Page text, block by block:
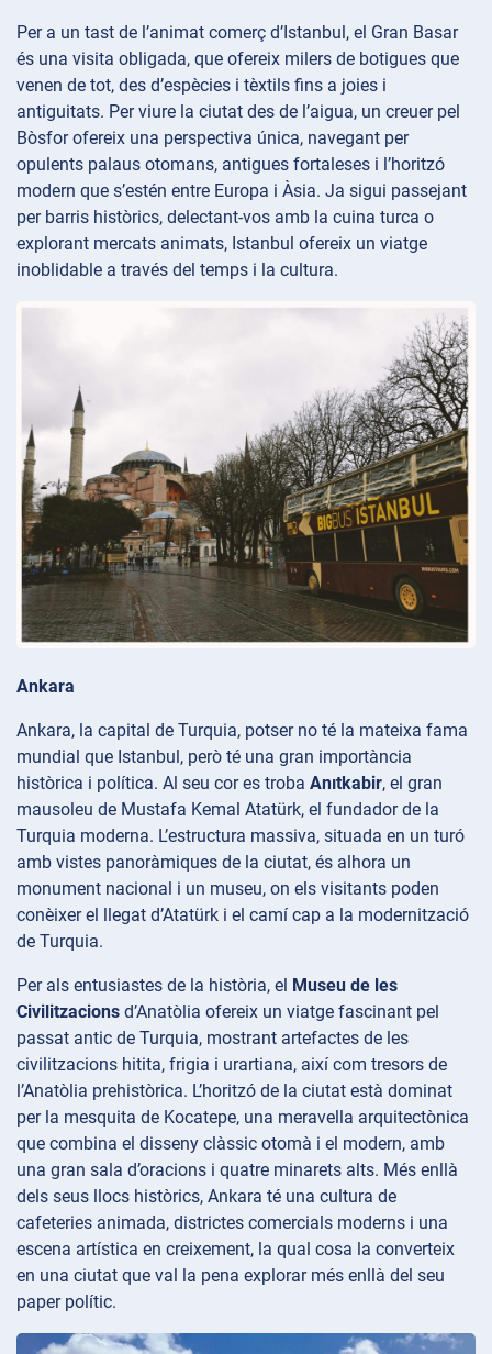
Per a un tast de l’animat comerç d’Istanbul, el Gran Basar
és una visita obligada, que ofereix milers de botigues que
venen de tot, des d’espècies i tèxtils fins a joies i
antiguitats. Per viure la ciutat des de l’aigua, un creuer pel
Bòsfor ofereix una perspectiva única, navegant per
opulents palaus otomans, antigues fortaleses i l’horitzó
modern que s’estén entre Europa i Àsia. Ja sigui passejant
per barris històrics, delectant-vos amb la cuina turca o
explorant mercats animats, Istanbul ofereix un viatge
inoblidable a través del temps i la cultura.
Ankara
Ankara, la capital de Turquia, potser no té la mateixa fama
mundial que Istanbul, però té una gran importància
històrica i política. Al seu cor es troba Anıtkabir, el gran
mausoleu de Mustafa Kemal Atatürk, el fundador de la
Turquia moderna. L’estructura massiva, situada en un turó
amb vistes panoràmiques de la ciutat, és alhora un
monument nacional i un museu, on els visitants poden
conèixer el llegat d’Atatürk i el camí cap a la modernització
de Turquia.
Per als entusiastes de la història, el Museu de les
Civilitzacions d’Anatòlia ofereix un viatge fascinant pel
passat antic de Turquia, mostrant artefactes de les
civilitzacions hitita, frigia i urartiana, així com tresors de
l’Anatòlia prehistòrica. L’horitzó de la ciutat està dominat
per la mesquita de Kocatepe, una meravella arquitectònica
que combina el disseny clàssic otomà i el modern, amb
una gran sala d’oracions i quatre minarets alts. Més enllà
dels seus llocs històrics, Ankara té una cultura de
cafeteries animada, districtes comercials moderns i una
escena artística en creixement, la qual cosa la converteix
en una ciutat que val la pena explorar més enllà del seu
paper polític.